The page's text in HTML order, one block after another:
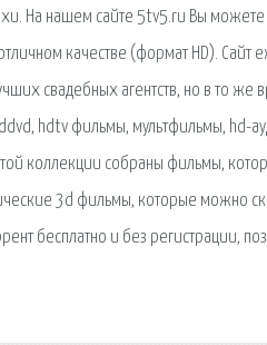
На нашем сайте 5tv5.ru Вы
качестве (формат HD).
свадебных агентств, но в то же
hdtv фильмы, мультфильмы, hd-
коллекции собраны фильмы,
3d фильмы, которые можно
бесплатно и без регистрации,